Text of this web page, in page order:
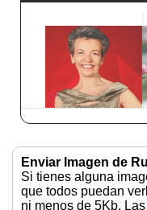
Enviar Imagen de
Si tienes alguna
que todos puedan
ni menos de 5Kb.